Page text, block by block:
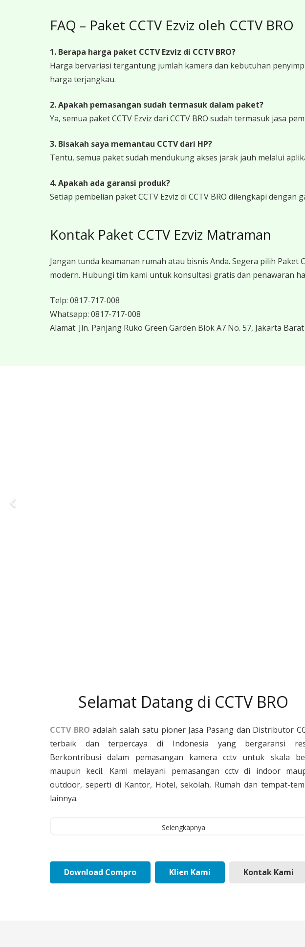
FAQ – Paket CCTV Ezviz oleh CCTV BRO
1. Berapa harga paket CCTV Ezviz di CCTV BRO?
Harga bervariasi tergantung jumlah kamera dan kebutuhan
harga terjangkau.
2. Apakah pemasangan sudah termasuk dalam paket?
Ya, semua paket CCTV Ezviz dari CCTV BRO sudah termasuk jasa
3. Bisakah saya memantau CCTV dari HP?
Tentu, semua paket sudah mendukung akses jarak jauh melalui
4. Apakah ada garansi produk?
Setiap pembelian paket CCTV Ezviz di CCTV BRO dilengkapi dengan
Kontak Paket CCTV Ezviz Matraman
Jangan tunda keamanan rumah atau bisnis Anda. Segera pilih
modern. Hubungi tim kami untuk konsultasi gratis dan penawaran
Telp: 0817-717-008
Whatsapp: 0817-717-008
Alamat: Jln. Panjang Ruko Green Garden Blok A7 No. 57, Jakarta
Selamat Datang di CCTV BRO
CCTV BRO adalah salah satu pioner Jasa Pasang dan Distributor
terbaik dan terpercaya di Indonesia yang bergaransi
Berkontribusi dalam pemasangan kamera cctv untuk skala
maupun kecil. Kami melayani pemasangan cctv di indoor
outdoor, seperti di Kantor, Hotel, sekolah, Rumah dan tempat-
lainnya.
Selengkapnya
Download Compro Klien Kami Kontak Kami